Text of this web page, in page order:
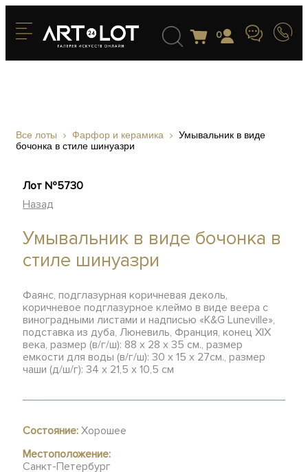
0
Все лоты Фарфор и керамика
Умывальник в виде
бочонка в стиле шинуазри
Лот №5730
Назад
Умывальник в виде бочонка в
стиле шинуазри
Фаянс, подглазурная коричневая деколь,
коричневое подглазурное клеймо в виде веера с
виноградными листами и надписью «K&G Luneville»,
подставка из дуба, Люневиль, Франция, конец XIX
века, размер (в/г/ш): 88 х 28 х 35 см., размер
емкости для воды (в/г/ш): 30 х 15 х 27см., размер
чаши (д/ш/г): 34 х 21,5 х 10,5 см
Состояние: Хорошее
Местоположение:
Санкт-Петербург